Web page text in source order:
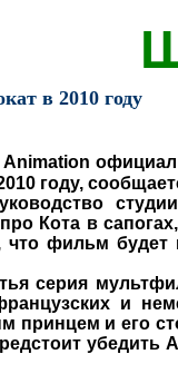
в 2010 году
Animation
году,
студии
Кота в
что фильм
серия
и
принцем и его
убедить